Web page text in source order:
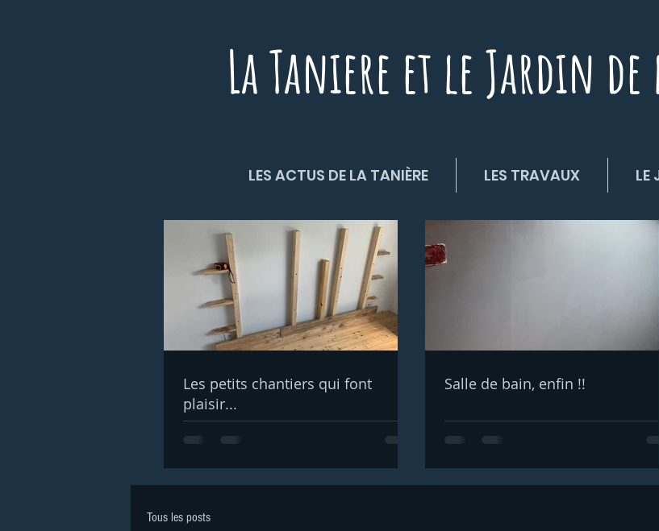
La Taniere et le Jardin
LES ACTUS DE LA TANIÈRE LES TRAVAUX LE
Les petits chantiers qui font
plaisir...
Salle de bain, enfin !!
Tous les posts